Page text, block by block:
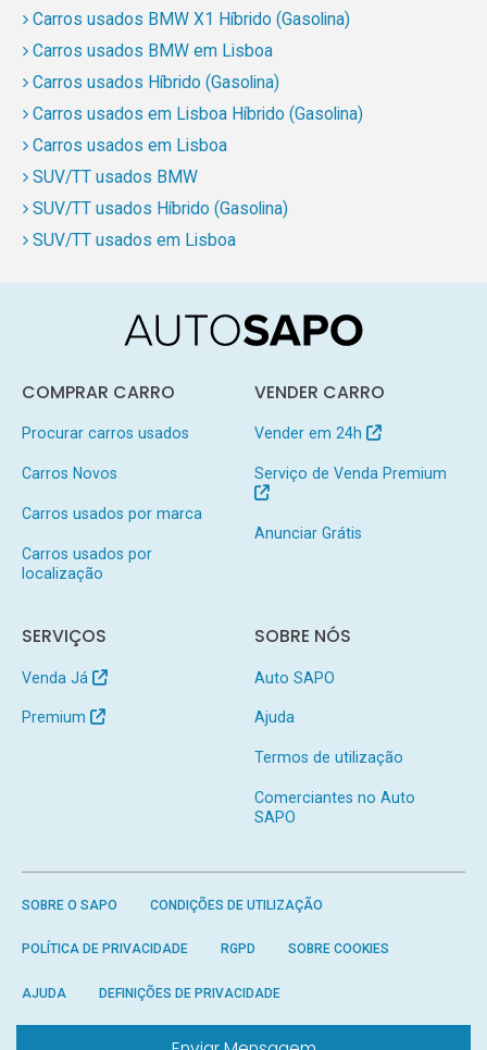
Carros usados BMW X1 Híbrido (Gasolina)
Carros usados BMW em Lisboa
Carros usados Híbrido (Gasolina)
Carros usados em Lisboa Híbrido (Gasolina)
Carros usados em Lisboa
SUV/TT usados BMW
SUV/TT usados Híbrido (Gasolina)
SUV/TT usados em Lisboa
COMPRAR CARRO
Procurar carros usados
Carros Novos
Carros usados por marca
Carros usados por
localização
VENDER CARRO
Vender em 24h
Serviço de Venda Premium
Anunciar Grátis
SERVIÇOS
Venda Já
Premium
SOBRE NÓS
Auto SAPO
Ajuda
Termos de utilização
Comerciantes no Auto
SAPO
SOBRE O SAPO CONDIÇÕES DE UTILIZAÇÃO
POLÍTICA DE PRIVACIDADE RGPD SOBRE COOKIES
AJUDA DEFINIÇÕES DE PRIVACIDADE